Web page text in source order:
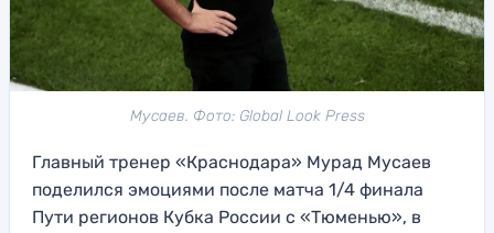
Мусаев. Фото: Global Look Press
Главный тренер «Краснодара» Мурад Мусаев
поделился эмоциями после матча 1/4 финала
Пути регионов Кубка России с «Тюменью», в